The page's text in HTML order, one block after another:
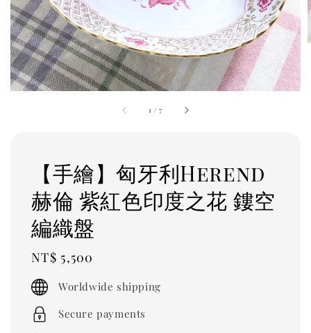
1 /7
【手繪】匈牙利Herend
赫倫 紫紅色印度之花 鏤空
編織盤
Regular
price
NT$ 5,500
Worldwide shipping
Secure payments